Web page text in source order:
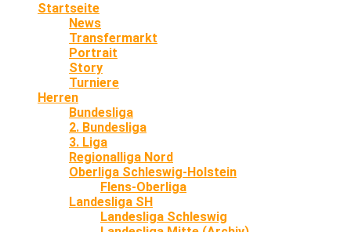
Startseite
News
Transfermarkt
Portrait
Story
Turniere
Herren
Bundesliga
2. Bundesliga
3. Liga
Regionalliga Nord
Oberliga Schleswig-Holstein
Flens-Oberliga
Landesliga SH
Landesliga Schleswig